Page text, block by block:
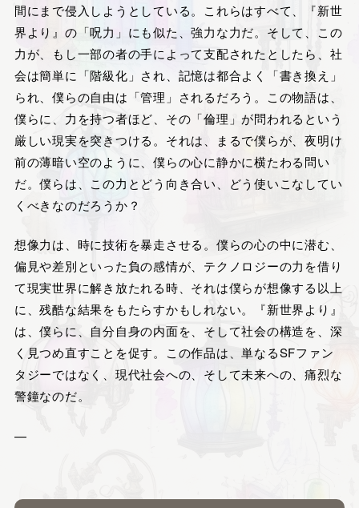
間にまで侵入しようとしている。これらはすべて、『新世
界より』の「呪力」にも似た、強力な力だ。そして、この
力が、もし一部の者の手によって支配されたとしたら、社
会は簡単に「階級化」され、記憶は都合よく「書き換え」
られ、僕らの自由は「管理」されるだろう。この物語は、
僕らに、力を持つ者ほど、その「倫理」が問われるという
厳しい現実を突きつける。それは、まるで僕らが、夜明け
前の薄暗い空のように、僕らの心に静かに横たわる問い
だ。僕らは、この力とどう向き合い、どう使いこなしてい
くべきなのだろうか？
想像力は、時に技術を暴走させる。僕らの心の中に潜む、
偏見や差別といった負の感情が、テクノロジーの力を借り
て現実世界に解き放たれる時、それは僕らが想像する以上
に、残酷な結果をもたらすかもしれない。『新世界より』
は、僕らに、自分自身の内面を、そして社会の構造を、深
く見つめ直すことを促す。この作品は、単なるSFファン
タジーではなく、現代社会への、そして未来への、痛烈な
警鐘なのだ。
—